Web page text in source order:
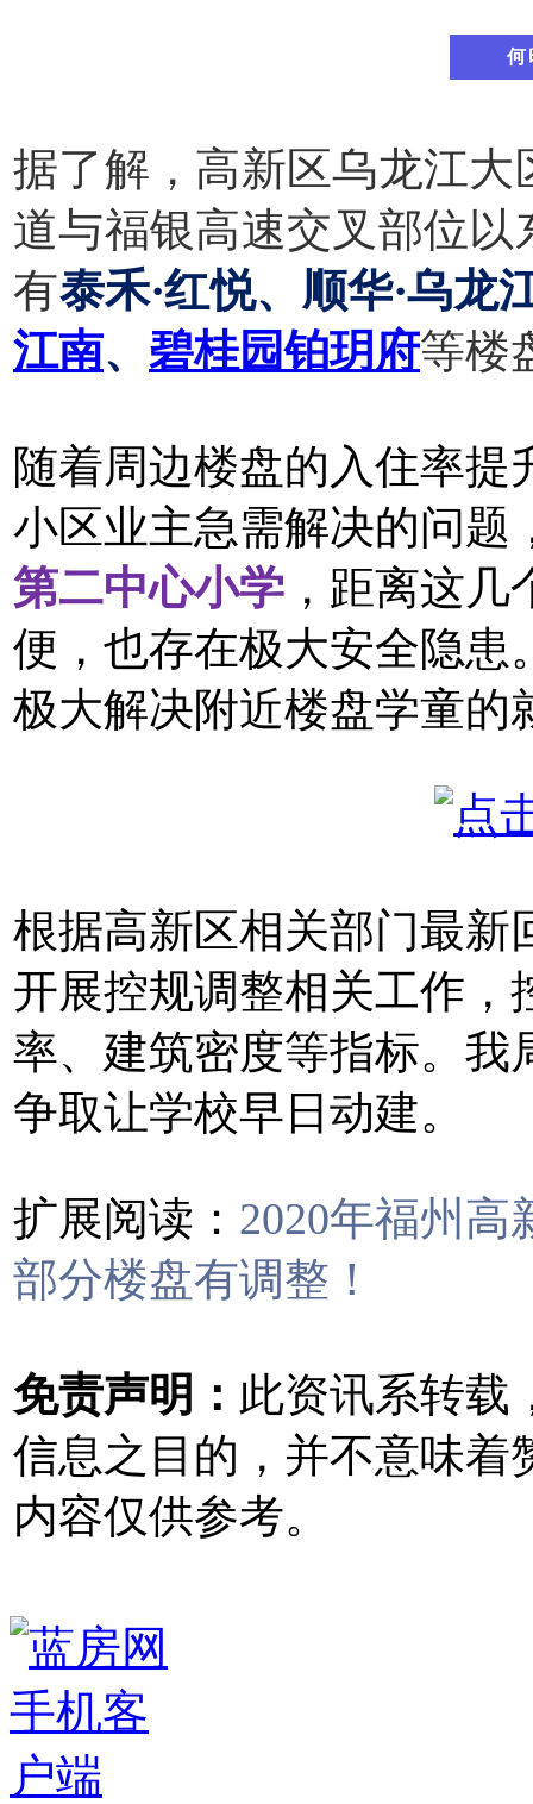
何
据了解，高新区乌龙江
道与福银高速交叉部位
有泰禾·红悦、顺华·乌龙
江南、 碧桂园铂玥府等楼
随着周边楼盘的入住率
小区业主急需解决的问题
第二中心小学 ，距离这
便，也存在极大安全隐患
极大解决附近楼盘学童的
根据高新区相关部门最新
开展控规调整相关工作，
率、建筑密度等指标。我
争取让学校早日动建。
扩展阅读： 2020年福州
部分楼盘有调整！
免责声明： 此资讯系转载
信息之目的，并不意味着
内容仅供参考。